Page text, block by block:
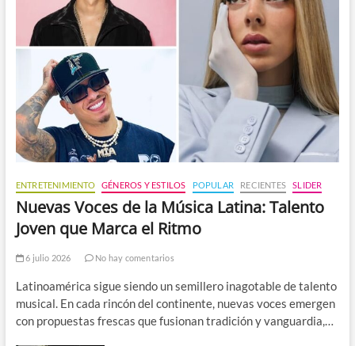
ENTRETENIMIENTO GÉNEROS Y ESTILOS POPULAR RECIENTES SLIDER
Nuevas Voces de la Música Latina: Talento
Joven que Marca el Ritmo
6 julio 2026 No hay comentarios
Latinoamérica sigue siendo un semillero inagotable de talento
musical. En cada rincón del continente, nuevas voces emergen
con propuestas frescas que fusionan tradición y vanguardia,…